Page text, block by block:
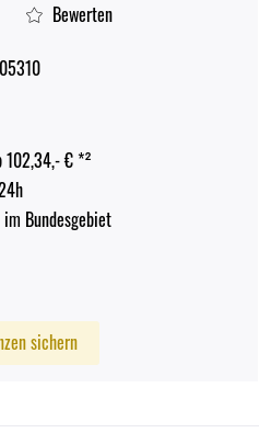
Bewerten
102,34,- € *²
Bundesgebiet
sichern